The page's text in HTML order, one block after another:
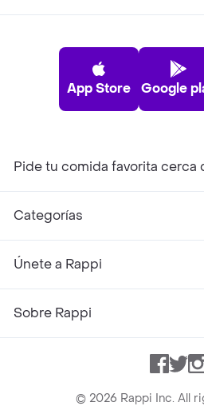
App Store Google
Pide tu comida favorita cerca
Categorías
Únete a Rappi
Sobre Rappi
© 2026 Rappi Inc. All